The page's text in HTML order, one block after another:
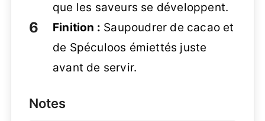
que les saveurs se développent.
Finition : Saupoudrer de cacao et
de Spéculoos émiettés juste
avant de servir.
Notes